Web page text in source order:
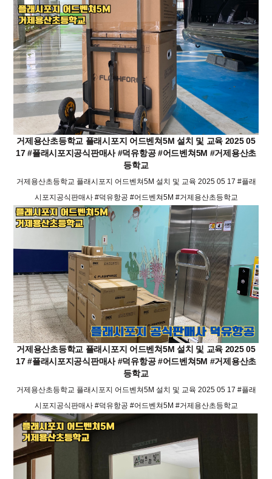
거제용산초등학교 플래시포지 어드벤쳐5M 설치 및 교육 2025 05
17 #플래시포지공식판매사 #덕유항공 #어드벤쳐5M #거제용산초
등학교
거제용산초등학교 플래시포지 어드벤쳐5M 설치 및 교육 2025 05 17 #플래
시포지공식판매사 #덕유항공 #어드벤쳐5M #거제용산초등학교
거제용산초등학교 플래시포지 어드벤쳐5M 설치 및 교육 2025 05
17 #플래시포지공식판매사 #덕유항공 #어드벤쳐5M #거제용산초
등학교
거제용산초등학교 플래시포지 어드벤쳐5M 설치 및 교육 2025 05 17 #플래
시포지공식판매사 #덕유항공 #어드벤쳐5M #거제용산초등학교